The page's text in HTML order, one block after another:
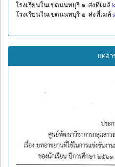
โรงเรียนในเขตนนทบุรี ๑ ส่งที่เมล์
โรงเรียนในเขตนนทบุรี ๒ ส่งที่เมล์
บทอา